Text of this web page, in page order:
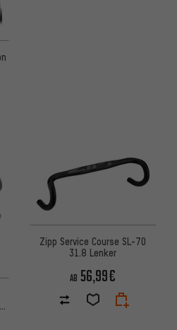
auf 1 Bewertungen
Zipp Service Course SL-70
31.8 Lenker
AB 56,99€